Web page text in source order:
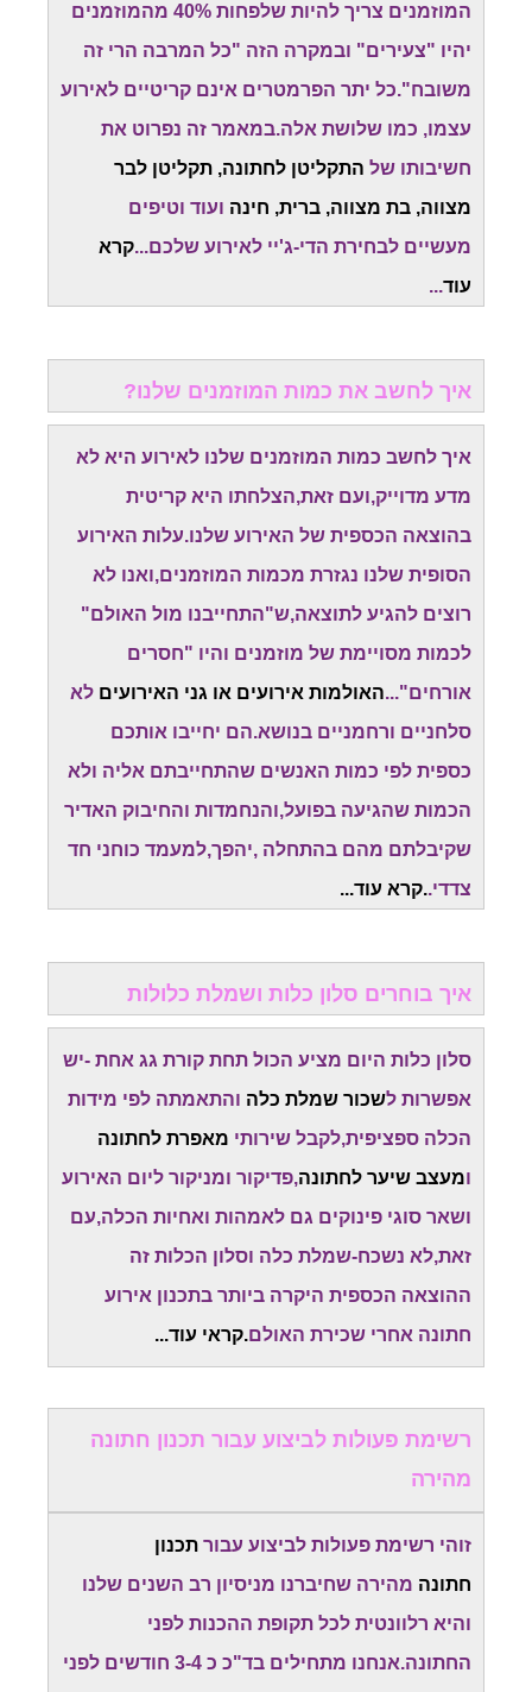
המוזמנים צריך להיות שלפחות 40% מהמוזמנים
יהיו "צעירים" ובמקרה הזה "כל המרבה הרי זה
משובח".כל יתר הפרמטרים אינם קריטיים לאירוע
עצמו, כמו שלושת אלה.במאמר זה נפרוט את
חשיבותו של התקליטן לחתונה, תקליטן לבר
מצווה, בת מצווה, ברית, חינה ועוד וטיפים
מעשיים לבחירת הדי-ג'יי לאירוע שלכם...קרא
עוד...
איך לחשב את כמות המוזמנים שלנו?
איך לחשב כמות המוזמנים שלנו לאירוע היא לא
מדע מדוייק,ועם זאת,הצלחתו היא קריטית
בהוצאה הכספית של האירוע שלנו.עלות האירוע
הסופית שלנו נגזרת מכמות המוזמנים,ואנו לא
רוצים להגיע לתוצאה,ש"התחייבנו מול האולם"
לכמות מסויימת של מוזמנים והיו "חסרים
אורחים"...האולמות אירועים או גני האירועים לא
סלחניים ורחמניים בנושא.הם יחייבו אותכם
כספית לפי כמות האנשים שהתחייבתם אליה ולא
הכמות שהגיעה בפועל,והנחמדות והחיבוק האדיר
שקיבלתם מהם בהתחלה ,יהפך,למעמד כוחני חד
צדדי..קרא עוד...
איך בוחרים סלון כלות ושמלת כלולות
סלון כלות היום מציע הכול תחת קורת גג אחת -יש
אפשרות לשכור שמלת כלה והתאמתה לפי מידות
הכלה ספציפית,לקבל שירותי מאפרת לחתונה
ומעצב שיער לחתונה,פדיקור ומניקור ליום האירוע
ושאר סוגי פינוקים גם לאמהות ואחיות הכלה,עם
זאת,לא נשכח-שמלת כלה וסלון הכלות זה
ההוצאה הכספית היקרה ביותר בתכנון אירוע
חתונה אחרי שכירת האולם.קראי עוד...
רשימת פעולות לביצוע עבור תכנון חתונה
מהירה
זוהי רשימת פעולות לביצוע עבור תכנון
חתונה מהירה שחיברנו מניסיון רב השנים שלנו
והיא רלוונטית לכל תקופת ההכנות לפני
החתונה.אנחנו מתחילים בד"כ כ 3-4 חודשים לפני